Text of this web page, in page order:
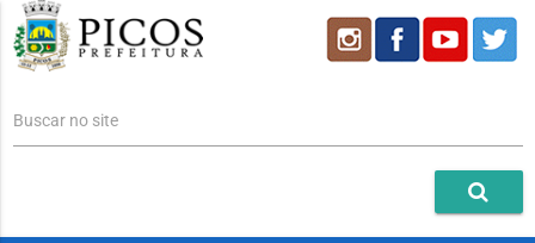
Buscar no site